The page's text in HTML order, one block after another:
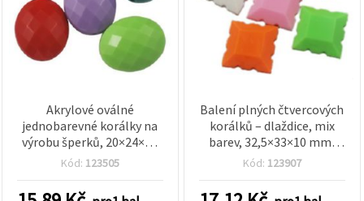
Akrylové oválné
jednobarevné korálky na
výrobu šperků, 20×24×11
mm, průvlek 2 mm, 50 g -
Kód: 123505
Balení plných čtvercových
korálků – dlaždice, mix
barev, 32,5×33×10 mm,
průvlek 2 mm, 50 g (cca 11
náramky, náhrdelníky a
Kód: 123907